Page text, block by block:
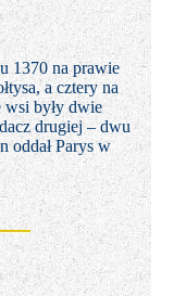
1370 na prawie
a cztery na
wsi były dwie
drugiej – dwu
oddał Parys w